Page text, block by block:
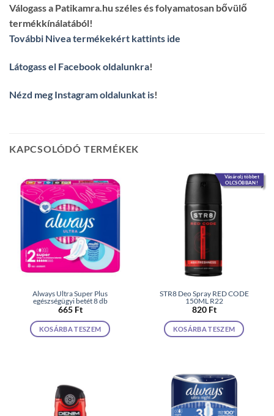
Válogass a Patikamra.hu széles és folyamatosan bővülő
termékkínálatából!
További Nivea termékekért kattints ide
Látogass el Facebook oldalunkra!
Nézd meg Instagram oldalunkat is!
KAPCSOLÓDÓ TERMÉKEK
Always Ultra Super Plus
egészségügyi betét 8 db
665 Ft
KOSÁRBA TESZEM
Vásárolj többet
OLCSÓBBAN!
STR8 Deo Spray RED CODE
150ML R22
820 Ft
KOSÁRBA TESZEM